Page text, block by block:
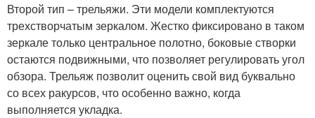
Второй тип – трельяжи. Эти модели комплектуются
трехстворчатым зеркалом. Жестко фиксировано в таком
зеркале только центральное полотно, боковые створки
остаются подвижными, что позволяет регулировать угол
обзора. Трельяж позволит оценить свой вид буквально
со всех ракурсов, что особенно важно, когда
выполняется укладка.